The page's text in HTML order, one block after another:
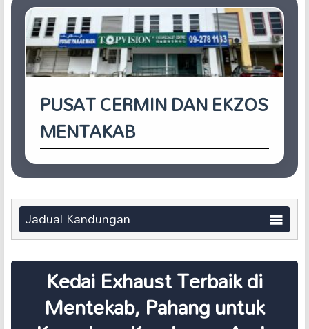
PUSAT CERMIN DAN EKZOS
MENTAKAB
Jadual Kandungan
Kedai Exhaust Terbaik di
Mentekab, Pahang untuk